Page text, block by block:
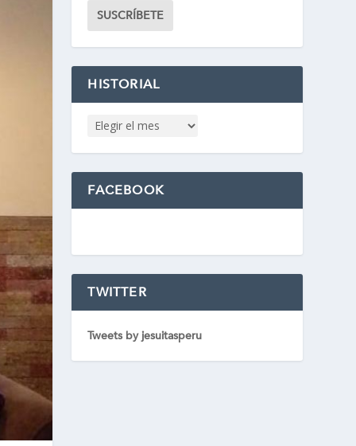
HISTORIAL
FACEBOOK
TWITTER
Tweets by jesuitasperu